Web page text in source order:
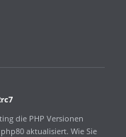
die PHP Versionen
aktualisiert. Wie Sie